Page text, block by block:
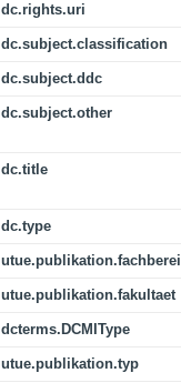
dc.rights.uri
dc.subject.classification
dc.subject.ddc
dc.subject.other
dc.title
dc.type
utue.publikation.fakultaet
dcterms.DCMIType
utue.publikation.typ